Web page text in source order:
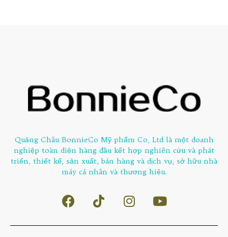
Quảng Châu BonnieCo Mỹ phẩm Co, Ltd là một doanh
nghiệp toàn diện hàng đầu kết hợp nghiên cứu và phát
triển, thiết kế, sản xuất, bán hàng và dịch vụ, sở hữu nhà
máy cá nhân và thương hiệu.